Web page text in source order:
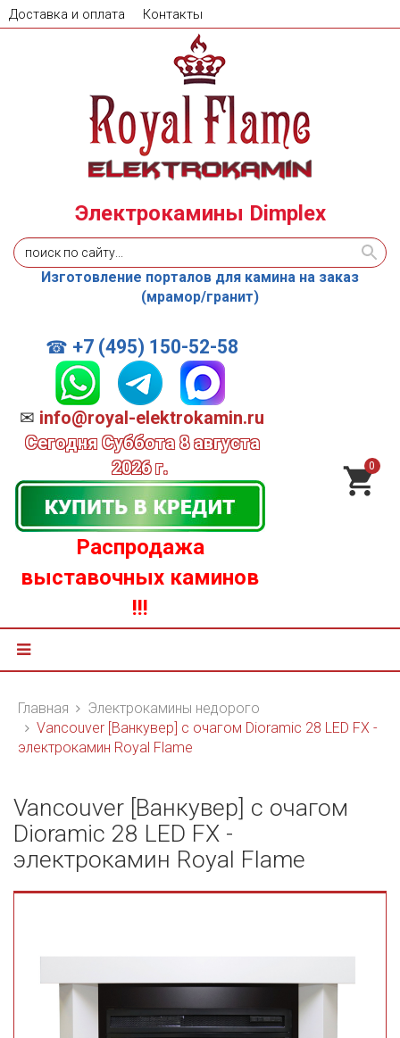
Доставка и оплата Контакты
☎ +7 (495) 150-52-58
✉ info@royal-elektrokamin.ru
Сегодня Суббота 8 августа
2026 г.
Распродажа
выставочных каминов
!!!
Электрокамины Dimplex
Изготовление порталов для камина на заказ
(мрамор/гранит)
0
Главная
Электрокамины недорого
Vancouver [Ванкувер] с очагом Dioramic 28 LED FX -
электрокамин Royal Flame
Vancouver [Ванкувер] с очагом
Dioramic 28 LED FX -
электрокамин Royal Flame